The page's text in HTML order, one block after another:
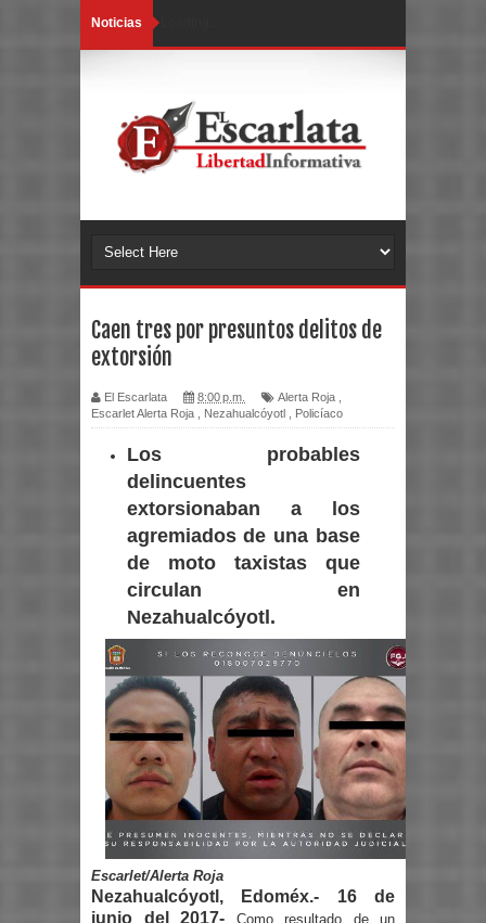
Noticias
Caen tres por presuntos delitos de
extorsión
El Escarlata 8:00 p.m. Alerta Roja
Escarlet Alerta Roja
Nezahualcóyotl Policíaco
Los probables
delincuentes
extorsionaban a los
agremiados de una base
de moto taxistas que
circulan en
Nezahualcóyotl.
Escarlet/Alerta Roja
Nezahualcóyotl, Edoméx.- 16 de
junio del 2017- Como resultado de un